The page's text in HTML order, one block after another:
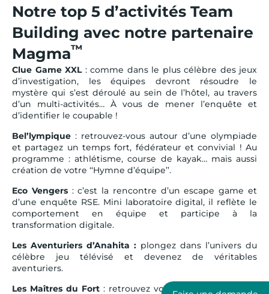
Notre top 5 d’activités Team
Building avec notre partenaire
Magma™
Clue Game XXL : comme dans le plus célèbre des jeux
d’investigation, les équipes devront résoudre le
mystère qui s’est déroulé au sein de l’hôtel, au travers
d’un multi-activités… À vous de mener l’enquête et
d’identifier le coupable !
Bel’lympique : retrouvez-vous autour d’une olympiade
et partagez un temps fort, fédérateur et convivial ! Au
programme : athlétisme, course de kayak… mais aussi
création de votre ‘‘Hymne d’équipe’’.
Eco Vengers : c’est la rencontre d’un escape game et
d’une enquête RSE. Mini laboratoire digital, il reflète le
comportement en équipe et participe à la
transformation digitale.
Les Aventuriers d’Anahita : plongez dans l’univers du
célèbre jeu télévisé et devenez de véritables
aventuriers.
Les Maîtres du Fort : retrouvez vos collaborateurs pour